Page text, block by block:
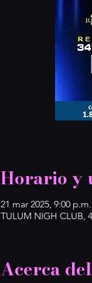
Horario y
21 mar 2025, 9:00
TULUM NIGH CLUB,
Acerca